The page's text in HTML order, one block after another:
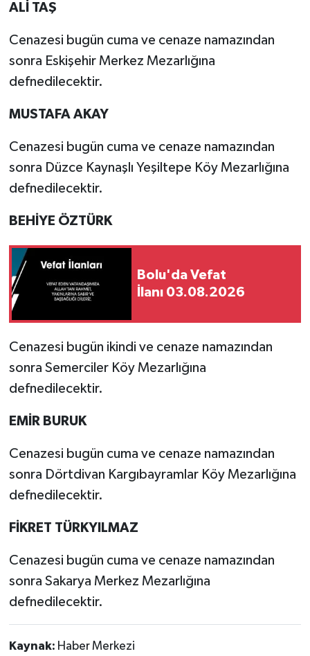
ALİ TAŞ
Cenazesi bugün cuma ve cenaze namazından
sonra Eskişehir Merkez Mezarlığına
defnedilecektir.
MUSTAFA AKAY
Cenazesi bugün cuma ve cenaze namazından
sonra Düzce Kaynaşlı Yeşiltepe Köy Mezarlığına
defnedilecektir.
BEHİYE ÖZTÜRK
Bolu'da Vefat
İlanı 03.08.2026
Cenazesi bugün ikindi ve cenaze namazından
sonra Semerciler Köy Mezarlığına
defnedilecektir.
EMİR BURUK
Cenazesi bugün cuma ve cenaze namazından
sonra Dörtdivan Kargıbayramlar Köy Mezarlığına
defnedilecektir.
FİKRET TÜRKYILMAZ
Cenazesi bugün cuma ve cenaze namazından
sonra Sakarya Merkez Mezarlığına
defnedilecektir.
Kaynak: Haber Merkezi